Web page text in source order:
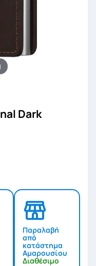
Dark
Παραλαβή
από
κατάστημα
Αμαρουσίου
Διαθέσιμο